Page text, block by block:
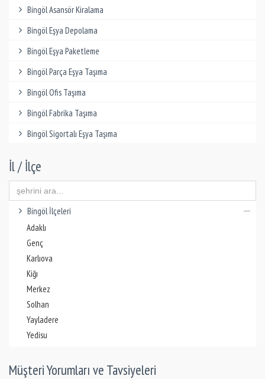
Bingöl Asansör Kiralama
Bingöl Eşya Depolama
Bingöl Eşya Paketleme
Bingöl Parça Eşya Taşıma
Bingöl Ofis Taşıma
Bingöl Fabrika Taşıma
Bingöl Sigortalı Eşya Taşıma
İl / İlçe
Bingöl İlçeleri
Adaklı
Genç
Karlıova
Kiğı
Merkez
Solhan
Yayladere
Yedisu
Müşteri Yorumları ve Tavsiyeleri